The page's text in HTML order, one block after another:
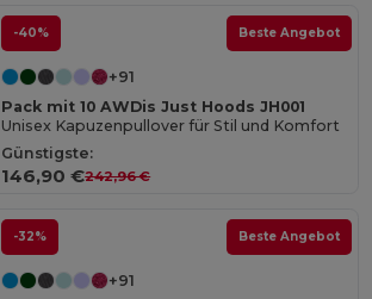
-40% Beste Angebot
+91
Pack mit 10 AWDis Just Hoods JH001
Unisex Kapuzenpullover für Stil und Komfort
Günstigste:
146,90 €242,96 €
-32% Beste Angebot
+91